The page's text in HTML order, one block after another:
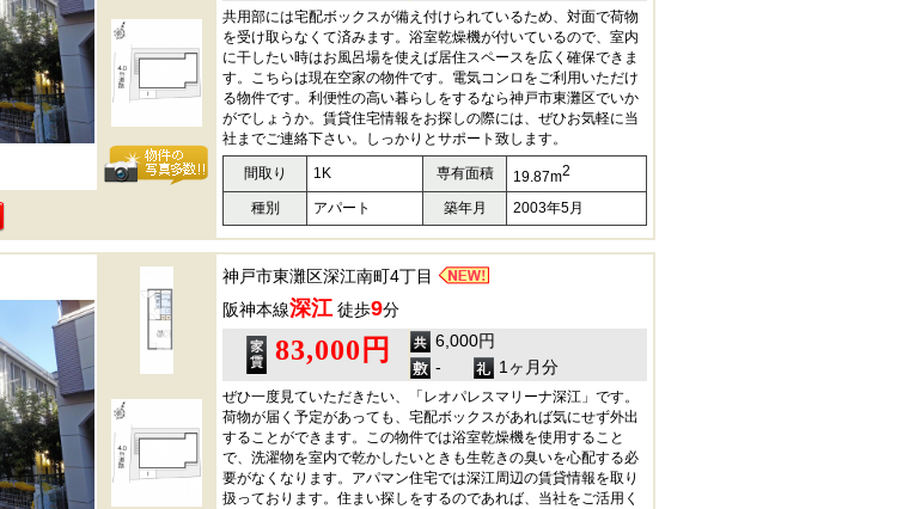
共用部には宅配ボックスが備え付けられているため、対面で荷物
を受け取らなくて済みます。浴室乾燥機が付いているので、室内
に干したい時はお風呂場を使えば居住スペースを広く確保できま
す。こちらは現在空家の物件です。電気コンロをご利用いただけ
る物件です。利便性の高い暮らしをするなら神戸市東灘区でいか
がでしょうか。賃貸住宅情報をお探しの際には、ぜひお気軽に当
社までご連絡下さい。しっかりとサポート致します。
間取り 1K 専有面積 19.87m2
種別 アパート 築年月 2003年5月
神戸市東灘区深江南町4丁目
阪神本線深江 徒歩9分
83,000円
6,000円
-
1ヶ月分
ぜひ一度見ていただきたい、「レオパレスマリーナ深江」です。
荷物が届く予定があっても、宅配ボックスがあれば気にせず外出
することができます。この物件では浴室乾燥機を使用すること
で、洗濯物を室内で乾かしたいときも生乾きの臭いを心配する必
要がなくなります。アパマン住宅では深江周辺の賃貸情報を取り
扱っております。住まい探しをするのであれば、当社をご活用く